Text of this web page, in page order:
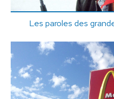
Les paroles des